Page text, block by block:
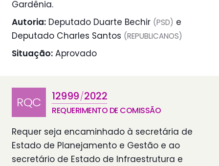
Gardênia.
Autoria: Deputado Duarte Bechir (PSD) e
Deputado Charles Santos (REPUBLICANOS)
Situação: Aprovado
RQC 12999/2022
REQUERIMENTO DE COMISSÃO
Requer seja encaminhado à secretária de
Estado de Planejamento e Gestão e ao
secretário de Estado de Infraestrutura e